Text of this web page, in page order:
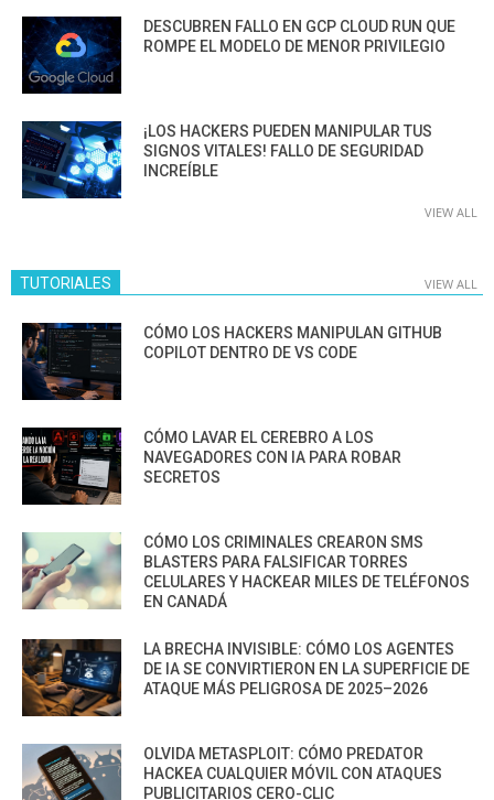
DESCUBREN FALLO EN GCP CLOUD RUN QUE
ROMPE EL MODELO DE MENOR PRIVILEGIO
¡LOS HACKERS PUEDEN MANIPULAR TUS
SIGNOS VITALES! FALLO DE SEGURIDAD
INCREÍBLE
VIEW ALL
TUTORIALES VIEW ALL
CÓMO LOS HACKERS MANIPULAN GITHUB
COPILOT DENTRO DE VS CODE
CÓMO LAVAR EL CEREBRO A LOS
NAVEGADORES CON IA PARA ROBAR
SECRETOS
CÓMO LOS CRIMINALES CREARON SMS
BLASTERS PARA FALSIFICAR TORRES
CELULARES Y HACKEAR MILES DE TELÉFONOS
EN CANADÁ
LA BRECHA INVISIBLE: CÓMO LOS AGENTES
DE IA SE CONVIRTIERON EN LA SUPERFICIE DE
ATAQUE MÁS PELIGROSA DE 2025–2026
OLVIDA METASPLOIT: CÓMO PREDATOR
HACKEA CUALQUIER MÓVIL CON ATAQUES
PUBLICITARIOS CERO-CLIC